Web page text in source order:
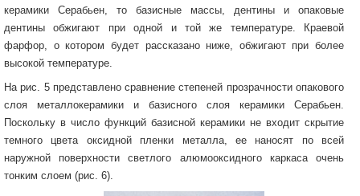
керамики Серабьен, то базисные массы, дентины и опаковые
дентины обжигают при одной и той же температуре. Краевой
фарфор, о котором будет рассказано ниже, обжигают при более
высокой температуре.
На рис. 5 представлено сравнение степеней прозрачности опакового
слоя металлокерамики и базисного слоя керамики Серабьен.
Поскольку в число функций базисной керамики не входит скрытие
темного цвета оксидной пленки металла, ее наносят по всей
наружной поверхности светлого алюмооксидного каркаса очень
тонким слоем (рис. 6).